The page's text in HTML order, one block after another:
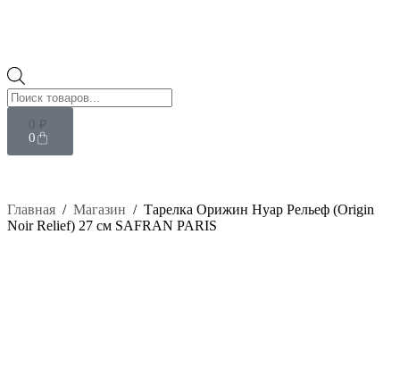
0 ₽
0
Главная / Магазин / Тарелка Орижин Нуар Рельеф (Origin
Noir Relief) 27 см SAFRAN PARIS